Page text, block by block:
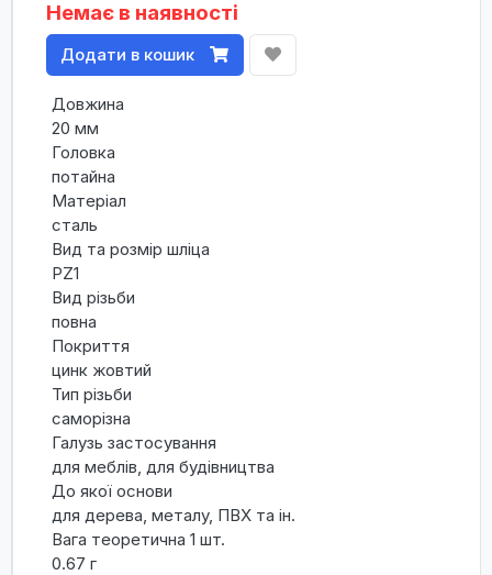
Немає в наявності
Додати в кошик
Довжина
20 мм
Головка
потайна
Матеріал
сталь
Вид та розмір шліца
PZ1
Вид різьби
повна
Покриття
цинк жовтий
Тип різьби
саморізна
Галузь застосування
для меблів, для будівництва
До якої основи
для дерева, металу, ПВХ та ін.
Вага теоретична 1 шт.
0.67 г